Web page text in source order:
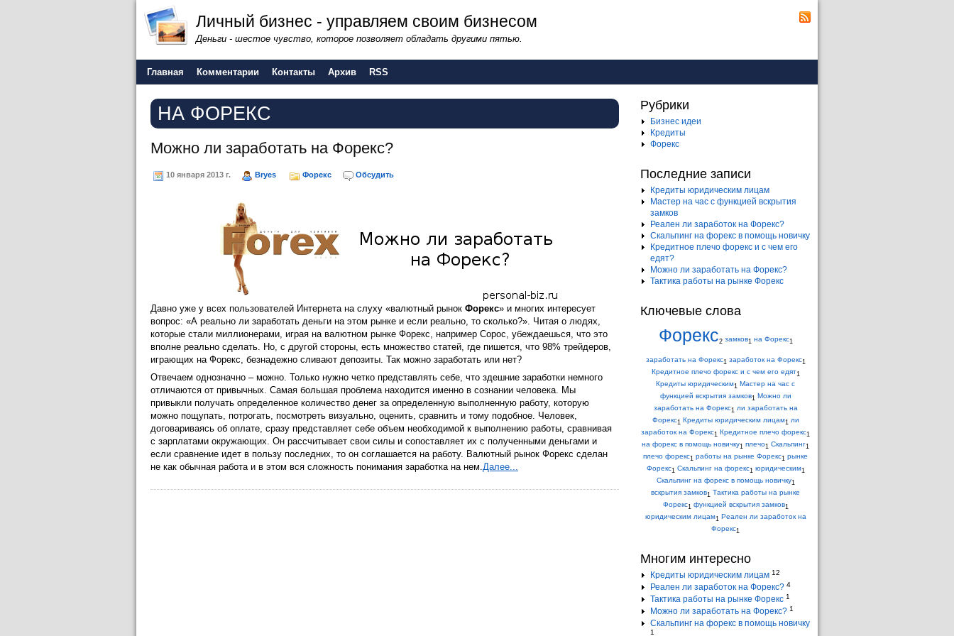
Личный бизнес - управляем своим бизнесом
Деньги - шестое чувство, которое позволяет обладать другими пятью.
Главная Комментарии Контакты Архив RSS
НА ФОРЕКС
Можно ли заработать на Форекс?
10 января 2013 г. Bryes Форекс Обсудить
Давно уже у всех пользователей Интернета на слуху «валютный рынок Форекс» и многих интересует
вопрос: «А реально ли заработать деньги на этом рынке и если реально, то сколько?». Читая о людях,
которые стали миллионерами, играя на валютном рынке Форекс, например Сорос, убеждаешься, что это
вполне реально сделать. Но, с другой стороны, есть множество статей, где пишется, что 98% трейдеров,
играющих на Форекс, безнадежно сливают депозиты. Так можно заработать или нет?
Отвечаем однозначно – можно. Только нужно четко представлять себе, что здешние заработки немного
отличаются от привычных. Самая большая проблема находится именно в сознании человека. Мы
привыкли получать определенное количество денег за определенную выполненную работу, которую
можно пощупать, потрогать, посмотреть визуально, оценить, сравнить и тому подобное. Человек,
договариваясь об оплате, сразу представляет себе объем необходимой к выполнению работы, сравнивая
с зарплатами окружающих. Он рассчитывает свои силы и сопоставляет их с полученными деньгами и
если сравнение идет в пользу последних, то он соглашается на работу. Валютный рынок Форекс сделан
не как обычная работа и в этом вся сложность понимания заработка на нем.Далее...
Рубрики
Бизнес идеи
Кредиты
Форекс
Последние записи
Кредиты юридическим лицам
Мастер на час с функцией вскрытия
замков
Реален ли заработок на Форекс?
Скальпинг на форекс в помощь новичку
Кредитное плечо форекс и с чем его
едят?
Можно ли заработать на Форекс?
Тактика работы на рынке Форекс
Ключевые слова
Форекс2 замков1 на Форекс1
заработать на Форекс1 заработок на Форекс1
Кредитное плечо форекс и с чем его едят1
Кредиты юридическим1 Мастер на час с
функцией вскрытия замков1 Можно ли
заработать на Форекс1 ли заработать на
Форекс1 Кредиты юридическим лицам1 ли
заработок на Форекс1 Кредитное плечо форекс1
на форекс в помощь новичку1 плечо1 Скальпинг1
плечо форекс1 работы на рынке Форекс1 рынке
Форекс1 Скальпинг на форекс1 юридическим1
Скальпинг на форекс в помощь новичку1
вскрытия замков1 Тактика работы на рынке
Форекс1 функцией вскрытия замков1
юридическим лицам1 Реален ли заработок на
Форекс1
Многим интересно
Кредиты юридическим лицам 12
Реален ли заработок на Форекс? 4
Тактика работы на рынке Форекс 1
Можно ли заработать на Форекс? 1
Скальпинг на форекс в помощь новичку
1